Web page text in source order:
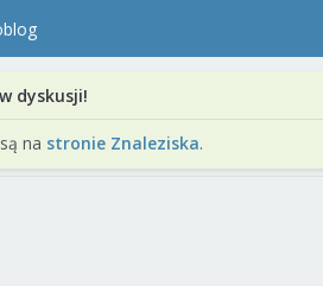
dyskusji!
na stronie Znaleziska.